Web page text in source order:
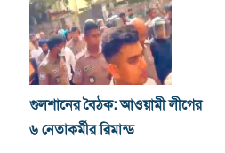
গুলশানের বৈঠক: আওয়ামী লীগের
৬ নেতাকর্মীর রিমান্ড